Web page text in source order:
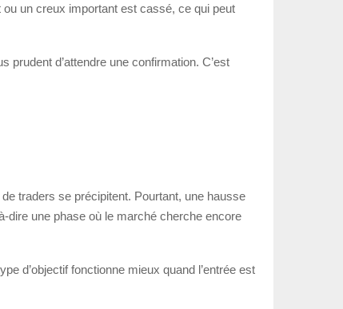
un creux important est cassé, ce qui peut
d’attendre une confirmation. C’est
traders se précipitent. Pourtant, une hausse
dire une phase où le marché cherche encore
d’objectif fonctionne mieux quand l’entrée est